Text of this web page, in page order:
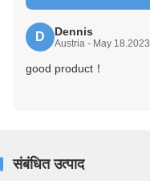
D Dennis
Austria - May 18.2023
good product！
संबंधित उत्पाद